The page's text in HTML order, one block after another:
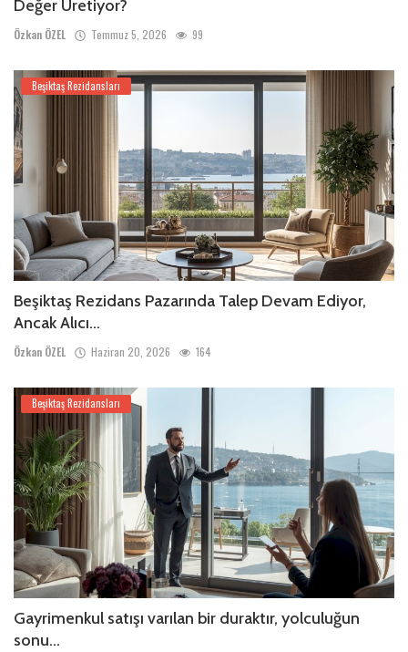
Değer Üretiyor?
Özkan ÖZEL Temmuz 5, 2026 99
Beşiktaş Rezidansları
Beşiktaş Rezidans Pazarında Talep Devam Ediyor,
Ancak Alıcı...
Özkan ÖZEL Haziran 20, 2026 164
Beşiktaş Rezidansları
Gayrimenkul satışı varılan bir duraktır, yolculuğun
sonu...